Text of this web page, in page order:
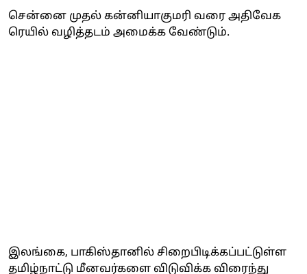
சென்னை முதல் கன்னியாகுமரி வரை அதிவேக
ரெயில் வழித்தடம் அமைக்க வேண்டும்.
இலங்கை, பாகிஸ்தானில் சிறைபிடிக்கப்பட்டுள்ள
தமிழ்நாட்டு மீனவர்களை விடுவிக்க விரைந்து